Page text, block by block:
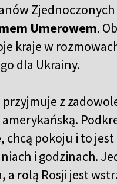
Zjednoczonych
Umerowem.
kraje w
dla Ukrainy.
z
chcą pokoju i to
i godzinach.
a rolą Rosji jest